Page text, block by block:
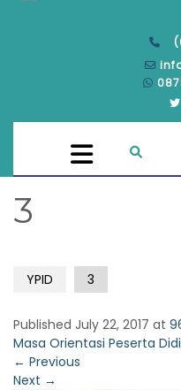
3
YPID 3
Published July 22, 2017 at
Masa Orientasi Peserta
← Previous
Next →